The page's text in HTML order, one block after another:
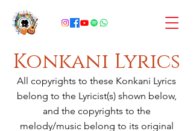
Konkani Lyrics
All copyrights to these Konkani Lyrics
belong to the Lyricist(s) shown below,
and the copyrights to the
melody/music belong to its original